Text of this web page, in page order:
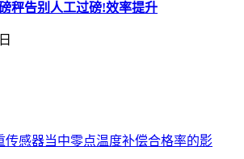
秤告别人工过磅!效率提升